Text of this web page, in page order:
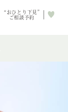
“おひとり下見”
ご相談予約